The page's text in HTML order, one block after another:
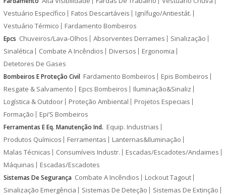
Vestuário Específico
Fatos Descartáveis
Ignífugo/Antiestát.
Vestuário Térmico
Fardamento Bombeiros
Epcs Chuveiros/Lava-Olhos Absorventes Derrames
Sinalização
Sinalética
Combate A Incêndios Diversos
Ergonomia
Detetores De Gases
Bombeiros E Proteção Civil Fardamento Bombeiros
Epis Bombeiros
Resgate & Salvamento
Epcs Bombeiros
Iluminação&Sinaliz
Logística & Outdoor
Proteção Ambiental
Projetos Especiais
Formação
Epi’S Bombeiros
Ferramentas E Eq. Manutenção Ind. Equip. Industriais
Produtos Químicos
Ferramentas
Lanternas&Iluminação
Malas Técnicas
Consumíveis Industr.
Escadas/Escadotes/Andaimes
Máquinas
Escadas/Escadotes
Sistemas De Segurança Combate A Incêndios
Lockout Tagout
Sinalização Emergência
Sistemas De Deteção
Sistemas De Extinção